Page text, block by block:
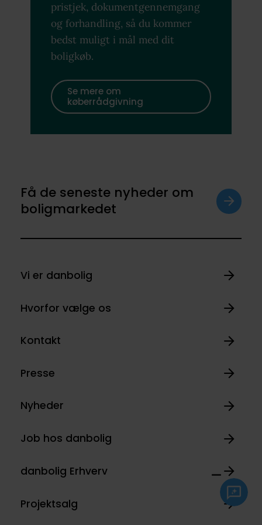
pristjek, dokumentgennemgang
og forhandling, så du kommer
bedst muligt i mål med dit
boligkøb.
Se mere om
køberrådgivning
Få de seneste nyheder om
boligmarkedet
Vi er danbolig
Hvorfor vælge os
Kontakt
Presse
Nyheder
Job hos danbolig
danbolig Erhverv
Projektsalg